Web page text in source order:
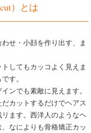
）とは
せ・小顔を作り出す、ま
してもカッコよく見えま
す。
ンでも素敵に見えます。
カットするだけでヘアス
ます。西洋人のようなヘ
なによりも骨格矯正カッ